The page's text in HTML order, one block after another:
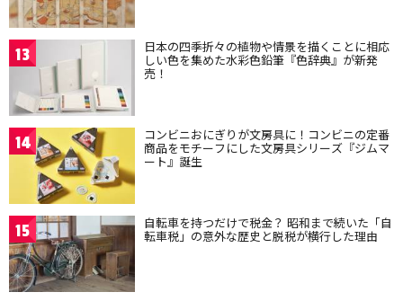
13 日本の四季折々の植物や情景を描くことに相応
しい色を集めた水彩色鉛筆『色辞典』が新発
売！
14 コンビニおにぎりが文房具に！コンビニの定番
商品をモチーフにした文房具シリーズ『ジムマ
ート』誕生
15 自転車を持つだけで税金？ 昭和まで続いた「自
転車税」の意外な歴史と脱税が横行した理由